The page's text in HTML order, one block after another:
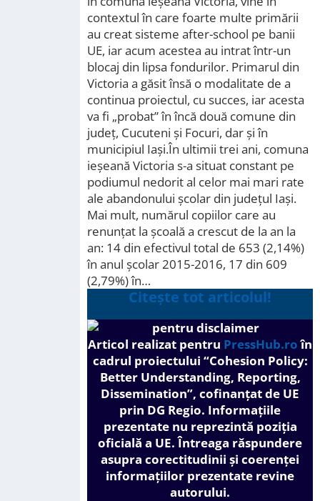
contextul în care foarte multe primării
au creat sisteme after-school pe banii
UE, iar acum acestea au intrat într-un
blocaj din lipsa fondurilor. Primarul din
Victoria a găsit însă o modalitate de a
continua proiectul, cu succes, iar acesta
va fi „probat” în încă două comune din
județ, Cucuteni și Focuri, dar și în
municipiul Iași.În ultimii trei ani, comuna
ieșeană Victoria s-a situat constant pe
podiumul nedorit al celor mai mari rate
ale abandonului școlar din județul Iași.
Mai mult, numărul copiilor care au
renunțat la școală a crescut de la an la
an: 14 din efectivul total de 653 (2,14%)
în anul școlar 2015-2016, 17 din 609
(2,79%) în…
Citește tot articolul!
Articol realizat pentru PressHub.roîn
cadrul proiectului “Cohesion Policy:
Better Understanding, Reporting,
Dissemination”, cofinanțat de UE
prin DG Regio. Informațiile
prezentate nu reprezintă poziția
oficială a UE. Întreaga răspundere
asupra corectitudinii și coerenței
informațiilor prezentate revine
autorului.